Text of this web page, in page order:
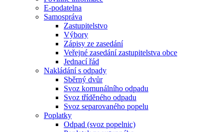
E-podatelna
Samospráva
Zastupitelstvo
Výbory
Zápisy ze zasedání
Veřejné zasedání zastupitelstva obce
Jednací řád
Nakládání s odpady
Sběrný dvůr
Svoz komunálního odpadu
Svoz tříděného odpadu
Svoz separovaného popelu
Poplatky
Odpad (svoz popelnic)